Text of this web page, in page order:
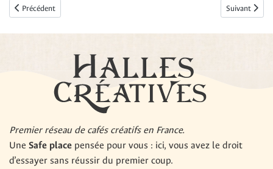
Article précédent : Bijoux breloque
Précédent Article
Suivant
Premier réseau de cafés créatifs en France.
Une Safe place pensée pour vous : ici, vous avez le droit
d’essayer sans réussir du premier coup.